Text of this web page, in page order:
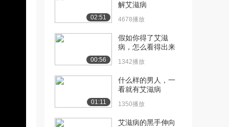
02:51
解艾滋病
4678播放
00:56
假如你得了艾滋
病，怎么看得出来
1342播放
01:11
什么样的男人，一
看就有艾滋病
1350播放
艾滋病的黑手伸向